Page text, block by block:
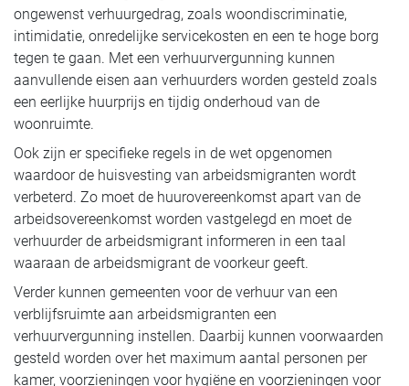
ongewenst verhuurgedrag, zoals woondiscriminatie,
intimidatie, onredelijke servicekosten en een te hoge borg
tegen te gaan. Met een verhuurvergunning kunnen
aanvullende eisen aan verhuurders worden gesteld zoals
een eerlijke huurprijs en tijdig onderhoud van de
woonruimte.
Ook zijn er specifieke regels in de wet opgenomen
waardoor de huisvesting van arbeidsmigranten wordt
verbeterd. Zo moet de huurovereenkomst apart van de
arbeidsovereenkomst worden vastgelegd en moet de
verhuurder de arbeidsmigrant informeren in een taal
waaraan de arbeidsmigrant de voorkeur geeft.
Verder kunnen gemeenten voor de verhuur van een
verblijfsruimte aan arbeidsmigranten een
verhuurvergunning instellen. Daarbij kunnen voorwaarden
gesteld worden over het maximum aantal personen per
kamer, voorzieningen voor hygiëne en voorzieningen voor